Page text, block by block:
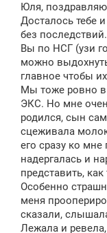
Юля,
Досталось тебе
без последствий.
Вы по НСГ (узи
можно
главное чтобы
Мы тоже ровно в
ЭКС. Но мне
родился, сын
сцеживала
его сразу ко
надергалась и
представить,
Особенно
меня
сказали,
Лежала и